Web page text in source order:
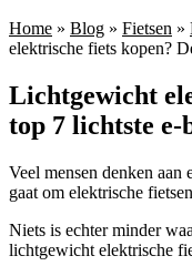
Home » Blog » Fietsen »
elektrische fiets kopen?
Lichtgewicht
top 7 lichtste e-
Veel mensen denken aan
gaat om elektrische
Niets is echter minder
lichtgewicht elektrische